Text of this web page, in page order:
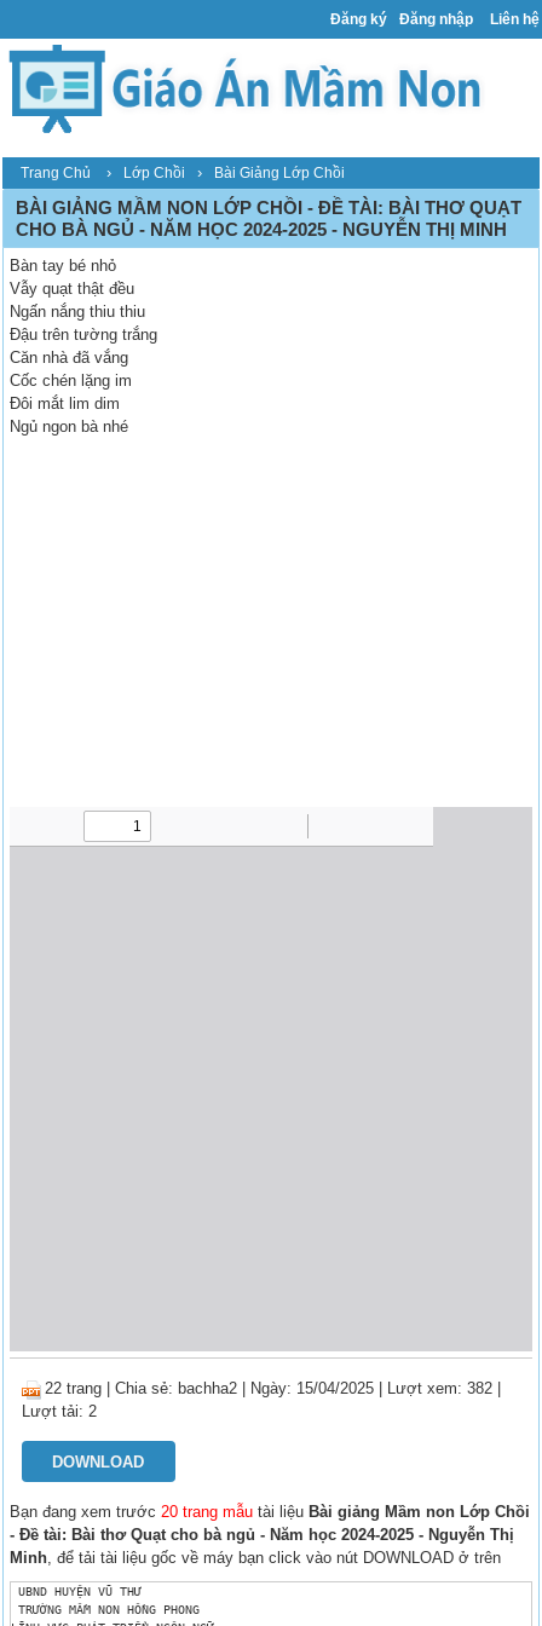
Đăng ký Đăng nhập Liên hệ
Trang Chủ › Lớp Chồi › Bài Giảng Lớp Chồi
BÀI GIẢNG MẦM NON LỚP CHỒI - ĐỀ TÀI: BÀI THƠ QUẠT
CHO BÀ NGỦ - NĂM HỌC 2024-2025 - NGUYỄN THỊ MINH
Bàn tay bé nhỏ
Vẫy quạt thật đều
Ngấn nắng thiu thiu
Đậu trên tường trắng
Căn nhà đã vắng
Cốc chén lặng im
Đôi mắt lim dim
Ngủ ngon bà nhé
22 trang |Chia sẻ: bachha2 | Ngày: 15/04/2025 | Lượt xem: 382
Lượt tải: 2
DOWNLOAD
Bạn đang xem trước20 trang mẫu tài liệu Bài giảng Mầm non Lớp Chồi
- Đề tài: Bài thơ Quạt cho bà ngủ - Năm học 2024-2025 - Nguyễn Thị
Minh, để tải tài liệu gốc về máy bạn click vào nút DOWNLOAD ở trên
UBND HUYỆN VŨ THƯ
TRƯỜNG MẦM NON HỒNG PHONG